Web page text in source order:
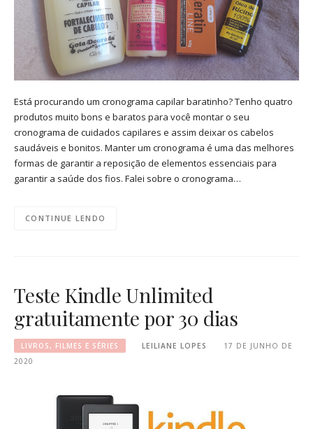
Está procurando um cronograma capilar baratinho? Tenho quatro
produtos muito bons e baratos para você montar o seu
cronograma de cuidados capilares e assim deixar os cabelos
saudáveis e bonitos. Manter um cronograma é uma das melhores
formas de garantir a reposição de elementos essenciais para
garantir a saúde dos fios. Falei sobre o cronograma…
CONTINUE LENDO
Teste Kindle Unlimited
gratuitamente por 30 dias
LIVROS, FILMES E SÉRIES LEILIANE LOPES
17 DE JUNHO DE
2020